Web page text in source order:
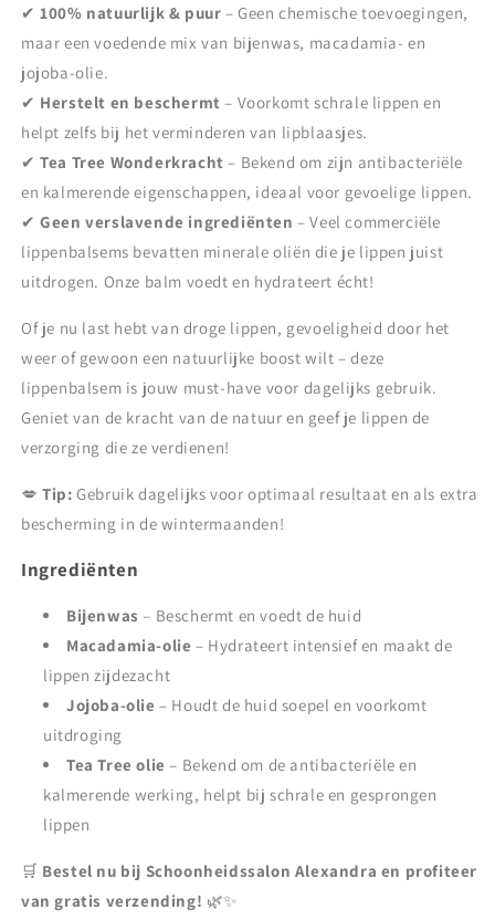
✔100% natuurlijk & puur – Geen chemische toevoegingen,
maar een voedende mix van bijenwas, macadamia- en
jojoba-olie.
✔ Herstelt en beschermt – Voorkomt schrale lippen en
helpt zelfs bij het verminderen van lipblaasjes.
✔Tea Tree Wonderkracht – Bekend om zijn antibacteriële
en kalmerende eigenschappen, ideaal voor gevoelige lippen.
✔Geen verslavende ingrediënten – Veel commerciële
lippenbalsems bevatten minerale oliën die je lippen juist
uitdrogen. Onze balm voedt en hydrateert écht!
Of je nu last hebt van droge lippen, gevoeligheid door het
weer of gewoon een natuurlijke boost wilt – deze
lippenbalsem is jouw must-have voor dagelijks gebruik.
Geniet van de kracht van de natuur en geef je lippen de
verzorging die ze verdienen!
💋Tip: Gebruik dagelijks voor optimaal resultaat en als extra
bescherming in de wintermaanden!
Ingrediënten
Bijenwas – Beschermt en voedt de huid
Macadamia-olie – Hydrateert intensief en maakt de
lippen zijdezacht
Jojoba-olie – Houdt de huid soepel en voorkomt
uitdroging
Tea Tree olie – Bekend om de antibacteriële en
kalmerende werking, helpt bij schrale en gesprongen
lippen
🛒 Bestel nu bij Schoonheidssalon Alexandra en profiteer
van gratis verzending! 🌿✨